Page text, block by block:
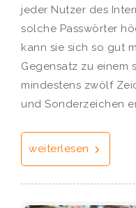
jeder Nutzer des
solche Passwörter
kann sie sich so gut
Gegensatz zu einem
mindestens zwölf
und Sonderzeichen
weiterlesen